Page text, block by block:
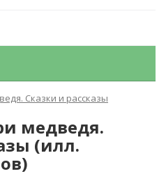
Сказки и рассказы
медведя.
(илл.